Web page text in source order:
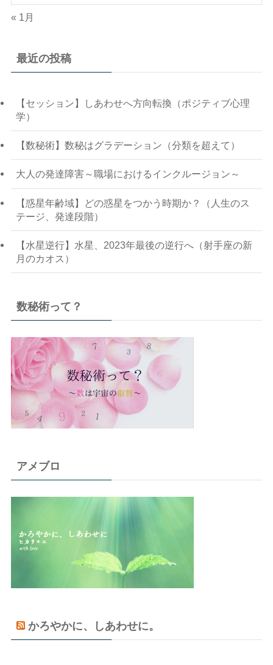
« 1月
最近の投稿
【セッション】しあわせへ方向転換（ポジティブ心理
学）
【数秘術】数秘はグラデーション（分類を超えて）
大人の発達障害～職場におけるインクルージョン～
【惑星年齢域】どの惑星をつかう時期か？（人生のス
テージ、発達段階）
【水星逆行】水星、2023年最後の逆行へ（射手座の新
月のカオス）
数秘術って？
アメブロ
かろやかに、しあわせに。